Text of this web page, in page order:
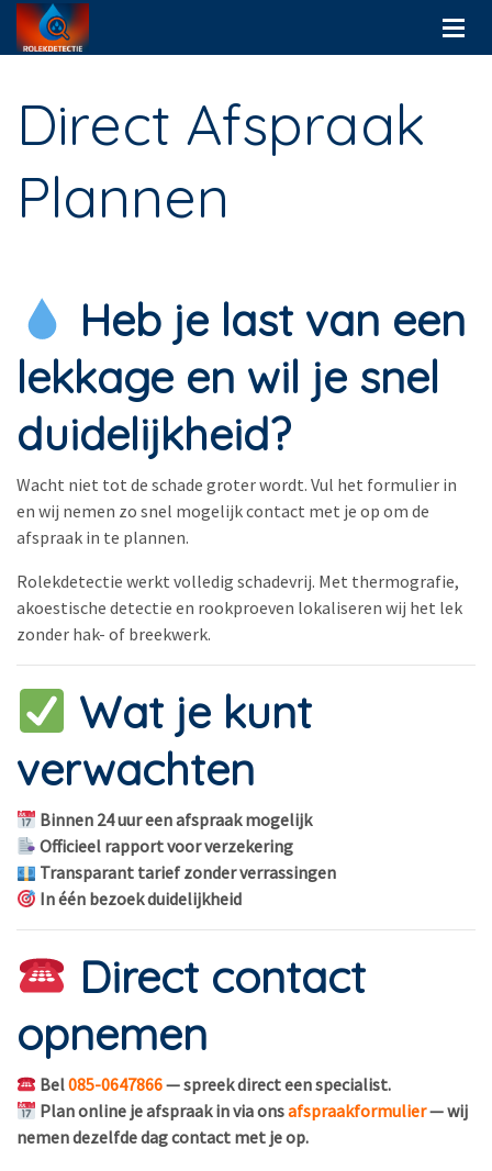
Direct Afspraak
Plannen
Heb je last van een
lekkage en wil je snel
duidelijkheid?
Wacht niet tot de schade groter wordt. Vul het formulier in
en wij nemen zo snel mogelijk contact met je op om de
afspraak in te plannen.
Rolekdetectie werkt volledig schadevrij. Met thermografie,
akoestische detectie en rookproeven lokaliseren wij het lek
zonder hak- of breekwerk.
Wat je kunt
verwachten
Binnen 24 uur een afspraak mogelijk
Officieel rapport voor verzekering
Transparant tarief zonder verrassingen
In één bezoek duidelijkheid
Direct contact
opnemen
Bel085-0647866— spreek direct een specialist.
Plan online je afspraak in via onsafspraakformulier— wij
nemen dezelfde dag contact met je op.